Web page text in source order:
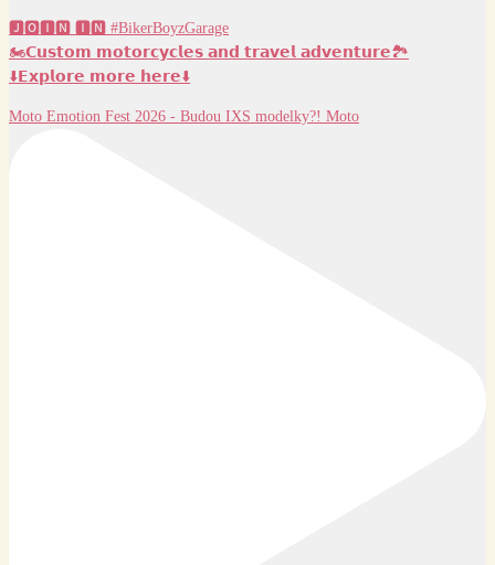
🅹🅾🅸🅽 🅸🅽 #BikerBoyzGarage
🏍️𝗖𝘂𝘀𝘁𝗼𝗺 𝗺𝗼𝘁𝗼𝗿𝗰𝘆𝗰𝗹𝗲𝘀 𝗮𝗻𝗱 𝘁𝗿𝗮𝘃𝗲𝗹 𝗮𝗱𝘃𝗲𝗻𝘁𝘂𝗿𝗲🏞️
⬇️𝗘𝘅𝗽𝗹𝗼𝗿𝗲 𝗺𝗼𝗿𝗲 𝗵𝗲𝗿𝗲⬇️
Moto Emotion Fest 2026 - Budou IXS modelky?! Moto